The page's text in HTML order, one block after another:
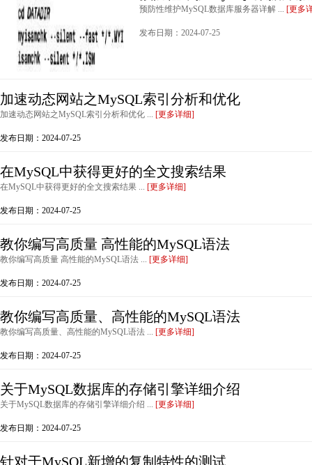
预防性维护MySQL数据库服务器详解 ... [更多
发布日期：2024-07-25
加速动态网站之MySQL索引分析和优化
加速动态网站之MySQL索引分析和优化 ... [更多详细]
发布日期：2024-07-25
在MySQL中获得更好的全文搜索结果
在MySQL中获得更好的全文搜索结果 ... [更多详细]
发布日期：2024-07-25
教你编写高质量 高性能的MySQL语法
教你编写高质量 高性能的MySQL语法 ... [更多详细]
发布日期：2024-07-25
教你编写高质量、高性能的MySQL语法
教你编写高质量、高性能的MySQL语法 ... [更多详细]
发布日期：2024-07-25
关于MySQL数据库的存储引擎详细介绍
关于MySQL数据库的存储引擎详细介绍 ... [更多详细]
发布日期：2024-07-25
针对于MySQL新增的复制特性的测试